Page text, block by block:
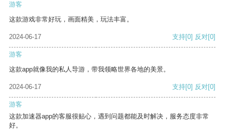
游客
这款游戏非常好玩，画面精美，玩法丰富。
2024-06-17 支持[0] 反对[0]
游客
这款app就像我的私人导游，带我领略世界各地的美景。
2024-06-17 支持[0] 反对[0]
游客
这款加速器app的客服很贴心，遇到问题都能及时解决，服务态度非常
好。